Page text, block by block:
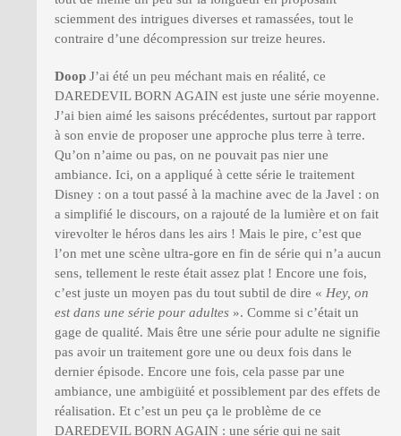
sciemment des intrigues diverses et ramassées, tout le
contraire d’une décompression sur treize heures.
Doop J’ai été un peu méchant mais en réalité, ce
DAREDEVIL BORN AGAIN est juste une série moyenne.
J’ai bien aimé les saisons précédentes, surtout par rapport
à son envie de proposer une approche plus terre à terre.
Qu’on n’aime ou pas, on ne pouvait pas nier une
ambiance. Ici, on a appliqué à cette série le traitement
Disney : on a tout passé à la machine avec de la Javel : on
a simplifié le discours, on a rajouté de la lumière et on fait
virevolter le héros dans les airs ! Mais le pire, c’est que
l’on met une scène ultra-gore en fin de série qui n’a aucun
sens, tellement le reste était assez plat ! Encore une fois,
c’est juste un moyen pas du tout subtil de dire « Hey, on
est dans une série pour adultes ». Comme si c’était un
gage de qualité. Mais être une série pour adulte ne signifie
pas avoir un traitement gore une ou deux fois dans le
dernier épisode. Encore une fois, cela passe par une
ambiance, une ambigüité et possiblement par des effets de
réalisation. Et c’est un peu ça le problème de ce
DAREDEVIL BORN AGAIN : une série qui ne sait